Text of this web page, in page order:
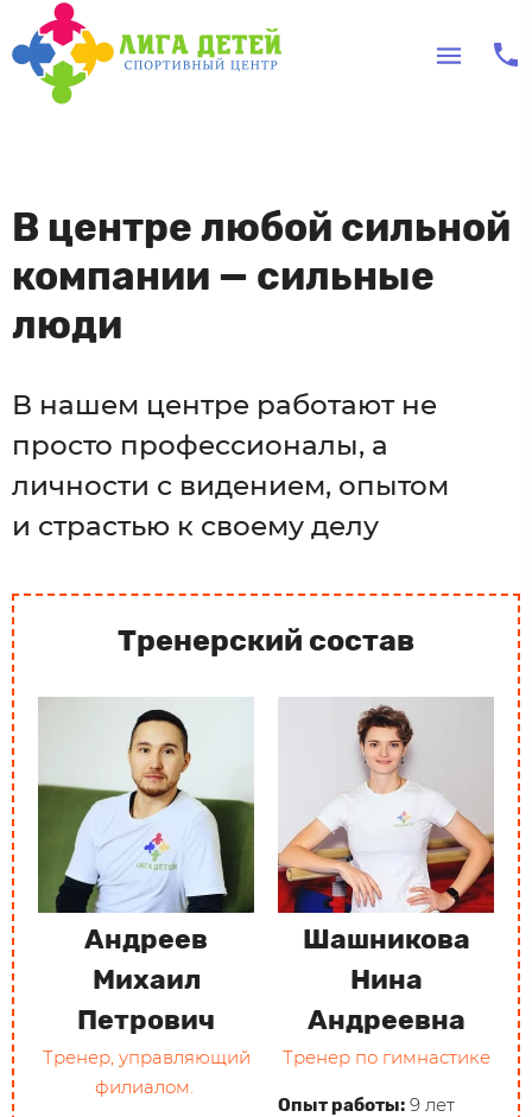
В центре любой сильной
компании — сильные
люди
В нашем центре работают не
просто профессионалы, а
личности с видением, опытом
и страстью к своему делу
Тренерский состав
Андреев
Михаил
Петрович
Тренер, управляющий
филиалом.
Шашникова
Нина
Андреевна
Тренер по гимнастике
Опыт работы: 9 лет